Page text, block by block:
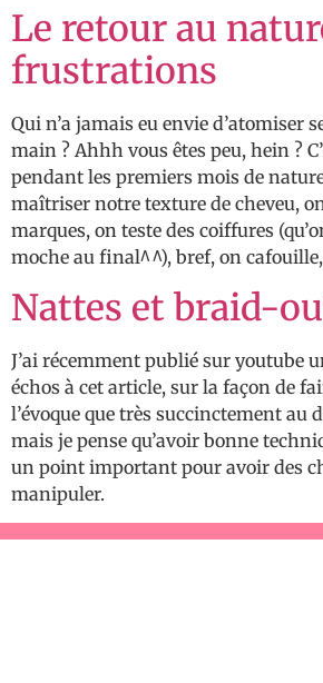
Le retour au
frustrations
Qui n’a jamais eu envie d’atomiser
main ? Ahhh vous êtes peu, hein ?
pendant les premiers mois de
maîtriser notre texture de cheveu,
marques, on teste des coiffures
moche au final^^), bref, on
Nattes et braid-
J’ai récemment publié sur youtube
échos à cet article, sur la façon de
l’évoque que très succinctement au
mais je pense qu’avoir bonne
un point important pour avoir des
manipuler.